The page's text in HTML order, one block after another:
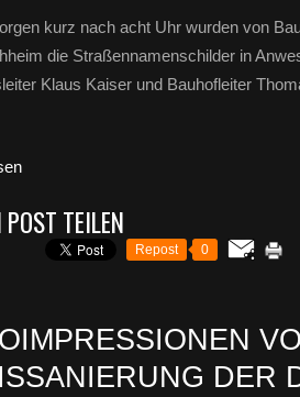
kurz nach acht Uhr wurden von
die Straßennamenschilder in
Klaus Kaiser und Bauhofleiter
POST TEILEN
Repost 0
DER